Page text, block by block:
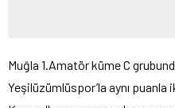
Muğla 1.Amatör küme C
Yeşilüzümlüspor’la aynı puanla